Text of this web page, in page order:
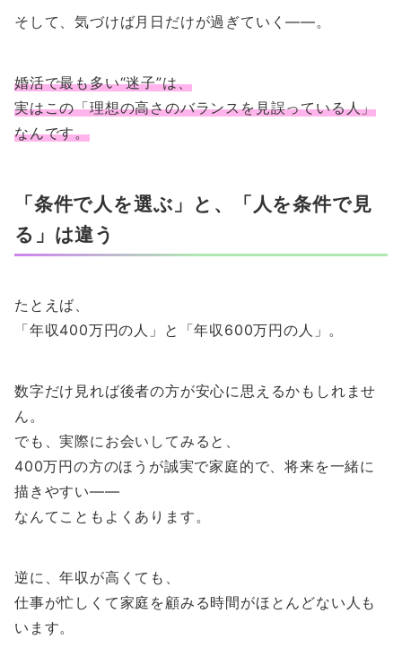
そして、気づけば月日だけが過ぎていく――。
婚活で最も多い“迷子”は、
実はこの「理想の高さのバランスを見誤っている人」
なんです。
「条件で人を選ぶ」と、「人を条件で見
る」は違う
たとえば、
「年収400万円の人」と「年収600万円の人」。
数字だけ見れば後者の方が安心に思えるかもしれませ
ん。
でも、実際にお会いしてみると、
400万円の方のほうが誠実で家庭的で、将来を一緒に
描きやすい――
なんてこともよくあります。
逆に、年収が高くても、
仕事が忙しくて家庭を顧みる時間がほとんどない人も
います。